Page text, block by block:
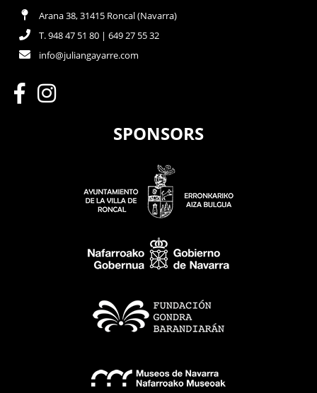
Arana 38, 31415 Roncal (Navarra)
T. 948 47 51 80 | 649 27 55 32
info@juliangayarre.com
SPONSORS